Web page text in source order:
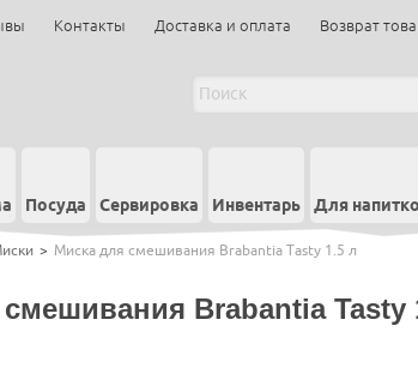
Контакты Доставка и оплата Возврат
Посуда Сервировка Инвентарь Для
> Миска для смешивания Brabantia Tasty 1.5 л
Brabantia Tasty